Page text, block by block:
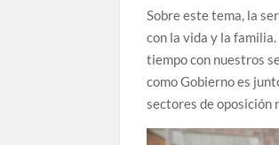
Sobre este tema, la
con la vida y la
tiempo con nuestros
como Gobierno es
sectores de oposición